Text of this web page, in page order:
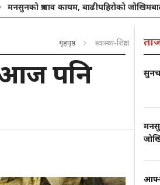
प्रभाव कायम, बाढीपहिरोको जोखिमबाट सतर्क
गृहपृष्ठ स्वास्थ्य-शिक्षा
आज पनि